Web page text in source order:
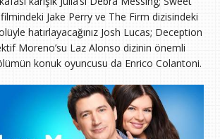
Jake Perry ve The Firm dizisindeki
hatırlayacağınız Josh Lucas; Deception
Moreno’su Laz Alonso dizinin önemli
konuk oyuncusu da Enrico Colantoni.